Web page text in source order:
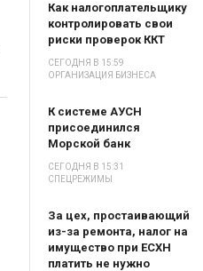
Как налогоплательщику
контролировать свои
риски проверок ККТ
СЕГОДНЯ В 15:59
ОРГАНИЗАЦИЯ БИЗНЕСА
К системе АУСН
присоединился
Морской банк
СЕГОДНЯ В 15:31
СПЕЦРЕЖИМЫ
За цех, простаивающий
из-за ремонта, налог на
имущество при ЕСХН
платить не нужно